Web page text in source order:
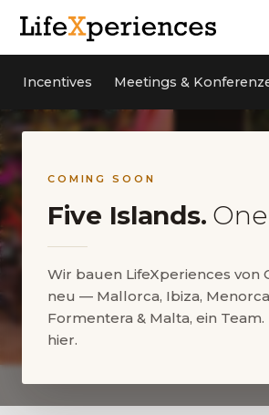
Incentives Meetings &
COMING SOON
Five Islands.
Wir bauen LifeXperiences von
neu — Mallorca, Ibiza,
Formentera & Malta, ein
hier.